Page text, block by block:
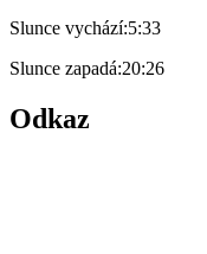
Slunce vychází:5:33
Slunce zapadá:20:26
Odkaz